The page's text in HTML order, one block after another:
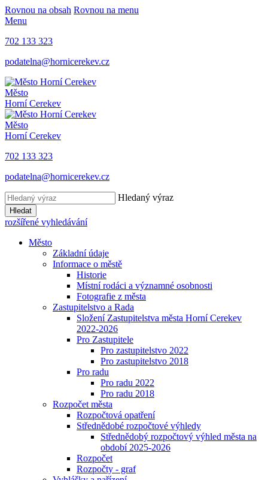
Rovnou na obsah Rovnou na menu
Menu
702 133 323
podatelna@hornicerekev.cz
Město
Horní Cerekev
Město
Horní Cerekev
702 133 323
podatelna@hornicerekev.cz
Hledaný výraz
Hledat
rozšířené vyhledávání
Město
Základní údaje
Informace o městě
Historie
Místní rodáci a významné osobnosti
Fotografie z města
Zastupitelstvo a Rada
Složení Zastupitelstva města Horní Cerekev
2022-2026
Pro Zastupitele
Pro zastupitelstvo 2022
Pro zastupitelstvo 2018
Pro radu
Pro radu 2022
Pro radu 2018
Rozpočet města
Rozpočtová opatření
Střednědobé rozpočtové výhledy
Střednědobý rozpočtový výhled města na
období 2025-2026
Rozpočet
Rozpočty - graf